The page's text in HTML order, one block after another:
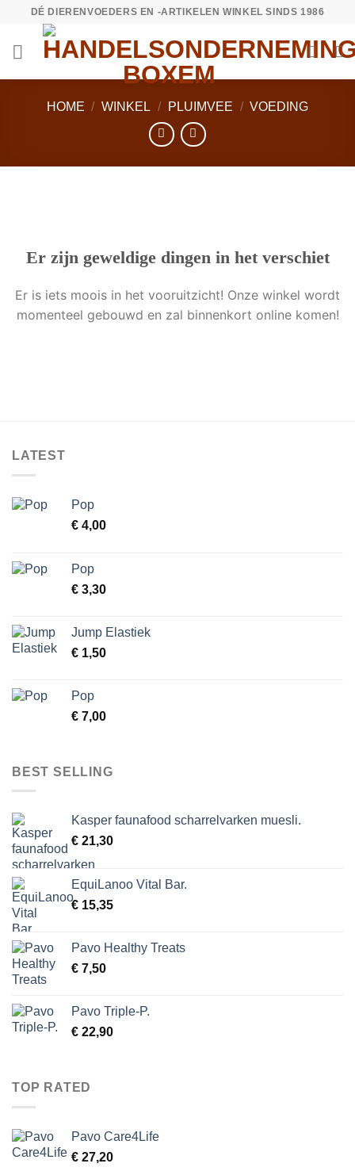
inhoud
DÉ DIERENVOEDERS EN -ARTIKELEN WINKEL SINDS 1986
HOME / WINKEL / PLUIMVEE / VOEDING
Er zijn geweldige dingen in het verschiet
Er is iets moois in het vooruitzicht! Onze winkel wordt
momenteel gebouwd en zal binnenkort online komen!
LATEST
Pop
€ 4,00
Pop
€ 3,30
Jump Elastiek
€ 1,50
Pop
€ 7,00
BEST SELLING
Kasper faunafood scharrelvarken muesli.
€ 21,30
EquiLanoo Vital Bar.
€ 15,35
Pavo Healthy Treats
€ 7,50
Pavo Triple-P.
€ 22,90
TOP RATED
Pavo Care4Life
€ 27,20